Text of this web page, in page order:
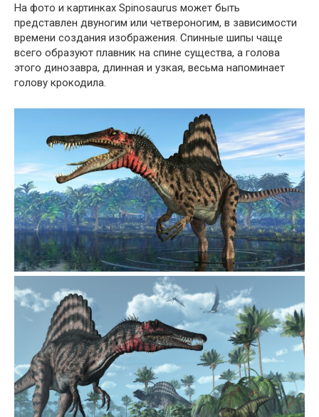
На фото и картинках Spinosaurus может быть
представлен двуногим или четвероногим, в зависимости
времени создания изображения. Спинные шипы чаще
всего образуют плавник на спине существа, а голова
этого динозавра, длинная и узкая, весьма напоминает
голову крокодила.